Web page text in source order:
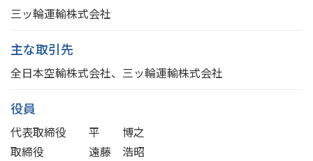
三ッ輪運輸株式会社
主な取引先
全日本空輸株式会社、三ッ輪運輸株式会社
役員
代表取締役 平 博之
取締役 遠藤 浩昭